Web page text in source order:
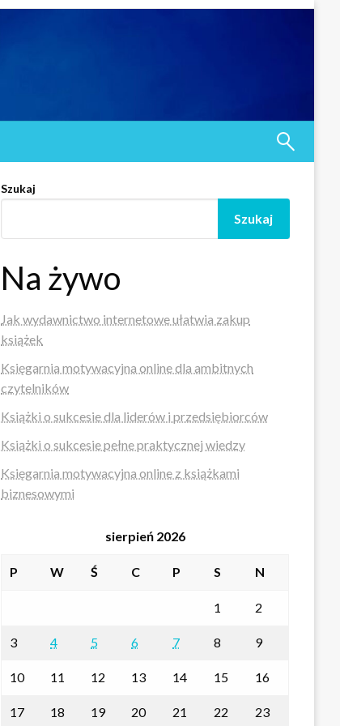
Szukaj
Szukaj
Na żywo
Jak wydawnictwo internetowe ułatwia zakup
książek
Księgarnia motywacyjna online dla ambitnych
czytelników
Książki o sukcesie dla liderów i przedsiębiorców
Książki o sukcesie pełne praktycznej wiedzy
Księgarnia motywacyjna online z książkami
biznesowymi
sierpień 2026
P W Ś C P S N
1 2
3 4 5 6 7 8 9
10 11 12 13 14 15 16
17 18 19 20 21 22 23